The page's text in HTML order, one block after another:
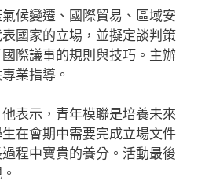
候變遷、國際貿易、區域安
國家的立場，並擬定談判策
際議事的規則與技巧。主辦
業指導。
表示，青年模聯是培養未來
在會期中需要完成立場文件
程中寶貴的養分。活動最後